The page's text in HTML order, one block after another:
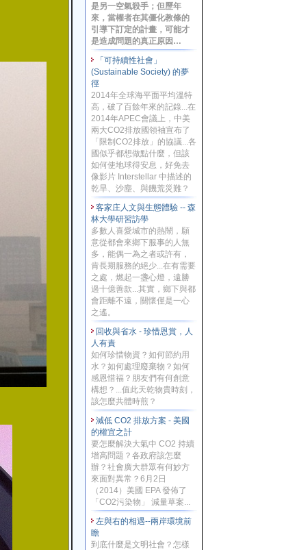
是另一空氣殺手；但歷年
來，當權者在其僵化教條的
引導下訂定的計畫，可能才
是造成問題的真正原因…
「可持續性社會」
(Sustainable Society) 的夢
徑
2014年全球海平面平均溫特
高，破了百餘年來的記錄...在
2014年APEC會議上，中美
兩大CO2排放國領袖宣布了
「限制CO2排放」的協議...各
國似乎都想做點什麼，但該
如何使地球得安息，好免去
像影片 Interstellar 中描述的
乾旱、沙塵、與饑荒災難？
客家庄人文與生態體驗 -- 森
林大學研習訪學
多數人喜愛城市的熱鬧，願
意從都會來鄉下服事的人無
多，能偶一為之者或許有，
肯長期服務的絕少...在有需要
之處，燃起一盞心燈，遠勝
過十億善款...其實，鄉下與都
會距離不遠，關懷僅是一心
之遙。
回收與省水 - 珍惜恩賞，人
人有責
如何珍惜物資？如何節約用
水？如何處理廢棄物？如何
感恩惜福？朋友們有何創意
構想？...值此天乾物貴時刻，
該怎麼共體時煎？
減低 CO2 排放方案 - 美國
的權宜之計
要怎麼解決大氣中 CO2 持續
增高問題？各政府該怎麼
辦？社會廣大群眾有何妙方
來面對異常？6月2日
（2014）美國 EPA 發佈了
「CO2污染物」 減量草案...
左與右的相遇--兩岸環境前
瞻
到底什麼是文明社會？怎樣